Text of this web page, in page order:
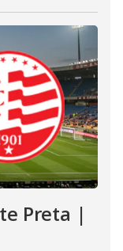
Preta |